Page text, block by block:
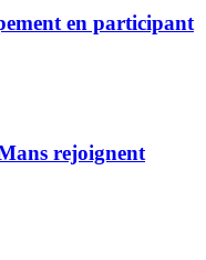
en participant
rejoignent